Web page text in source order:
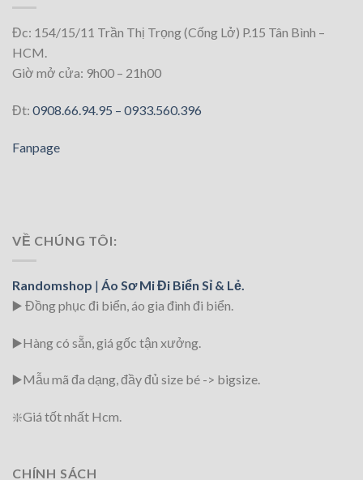
Đc: 154/15/11 Trần Thị Trọng (Cống Lở) P.15 Tân Bình –
HCM.
Giờ mở cửa: 9h00 – 21h00
Đt: 0908.66.94.95 – 0933.560.396
Fanpage
VỀ CHÚNG TÔI:
Randomshop | Áo Sơ Mi Đi Biển Sỉ & Lẻ.
▶️ Đồng phục đi biển, áo gia đình đi biển.
▶️Hàng có sẵn, giá gốc tận xưởng.
▶️Mẫu mã đa dạng, đầy đủ size bé -> bigsize.
❇️Giá tốt nhất Hcm.
CHÍNH SÁCH